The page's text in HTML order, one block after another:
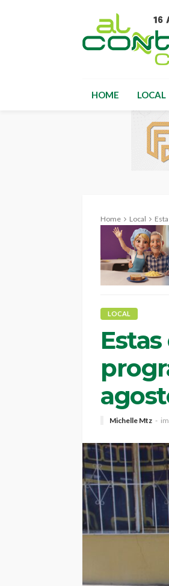
HOME LOCAL
Home Local
LOCAL
Michelle Mtz